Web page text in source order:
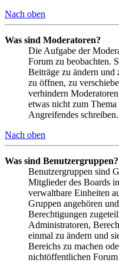
Nach oben
Was sind Moderatoren?
Die Aufgabe der
Forum zu beobachten.
Beiträge zu ändern und
zu öffnen, zu
verhindern
etwas nicht zum Thema
Angreifendes schreiben.
Nach oben
Was sind Benutzergruppen?
Benutzergruppen sind
Mitglieder des Boards
verwaltbare Einheiten
Gruppen angehören
Berechtigungen
Administratoren,
einmal zu ändern und
Bereichs zu machen
nichtöffentlichen Forum